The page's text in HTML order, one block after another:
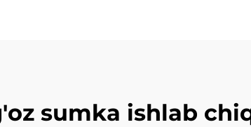
sumka ishlab